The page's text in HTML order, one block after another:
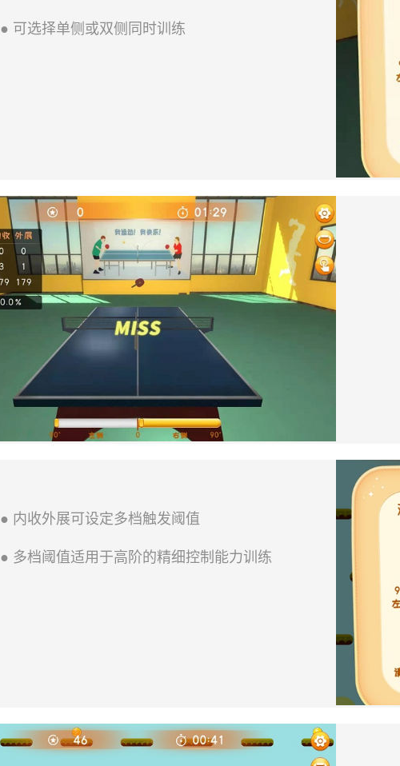
● 可选择单侧或双侧同时训练
● 内收外展可设定多档触发阈值
● 多档阈值适用于高阶的精细控制能力训练